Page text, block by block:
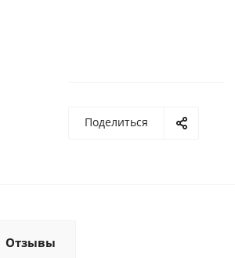
Поделиться
Отзывы